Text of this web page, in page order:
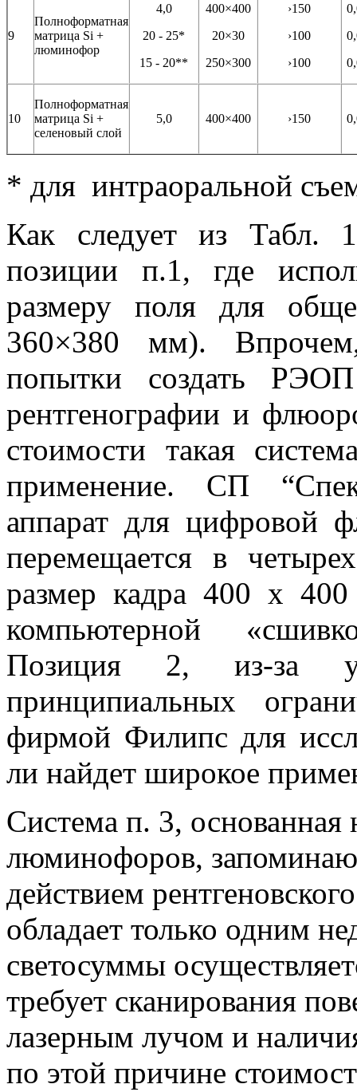
9
Полноформатная
матрица Si +
люминофор
4,0
20 - 25*
15 - 20**
400×400
20×30
250×300
›150
›100
›100
10
Полноформатная
матрица Si +
селеновый слой
5,0 400×400 ›150
* для интраоральной
Как следует из Табл.
позиции п.1, где
размеру поля для
360×380 мм).
попытки создать
рентгенографии и
стоимости такая
применение. СП
аппарат для цифровой
перемещается в
размер кадра 400 х
компьютерной
Позиция 2, из-за
принципиальных
фирмой Филипс для
ли найдет широкое
Система п. 3,
люминофоров,
действием
обладает только одним
светосуммы
требует сканирования
лазерным лучом и
по этой причине